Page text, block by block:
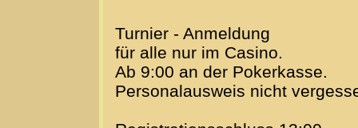
Turnier - Anmeldung
für alle nur im Casino.
Ab 9:00 an der Pokerkasse.
Personalausweis nicht